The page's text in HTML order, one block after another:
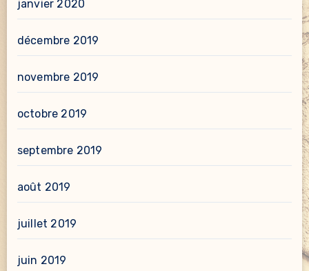
janvier 2020
décembre 2019
novembre 2019
octobre 2019
septembre 2019
août 2019
juillet 2019
juin 2019